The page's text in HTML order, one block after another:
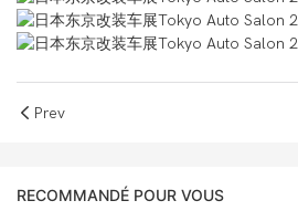
Prev
RECOMMANDÉ POUR VOUS